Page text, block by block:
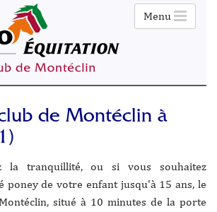
Menu
de Montéclin à
la tranquillité, ou si vous souhaitez
poney de votre enfant jusqu'à 15 ans, le
situé à 10 minutes de la porte